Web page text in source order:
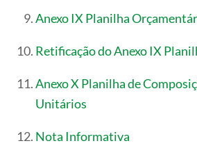
Anexo IX Planilha
Retificação do Anexo IX
Anexo X Planilha de
Unitários
Nota Informativa